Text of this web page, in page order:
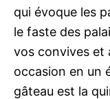
qui évoque les
le faste des
vos convives et
occasion en un
gâteau est la